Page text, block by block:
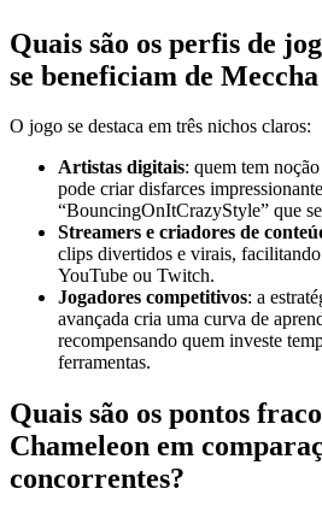
Quais são os perfis de
se beneficiam de
O jogo se destaca em três nichos claros:
Artistas digitais: quem tem
pode criar disfarces
“BouncingOnItCrazyStyle” que
Streamers e criadores de
clips divertidos e virais,
YouTube ou Twitch.
Jogadores competitivos: a
avançada cria uma curva de
recompensando quem investe
ferramentas.
Quais são os pontos
Chameleon em
concorrentes?